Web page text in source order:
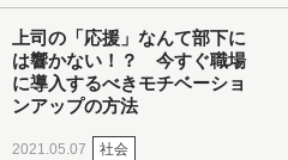
上司の「応援」なんて部下に
は響かない！？ 今すぐ職場
に導入するべきモチベーショ
ンアップの方法
2021.05.07 社会